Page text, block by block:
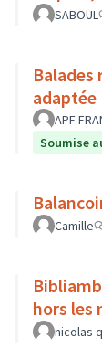
SABOUL
adaptée
APF
Soumise
Camille
hors les
nicolas